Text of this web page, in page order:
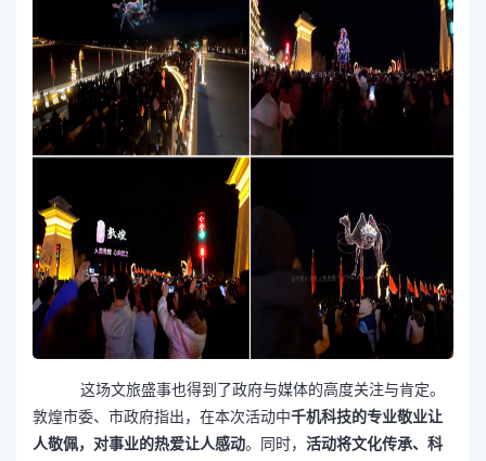
这场文旅盛事也得到了政府与媒体的高度关注与肯定。
敦煌市委、市政府指出，在本次活动中千机科技的专业敬业让
人敬佩，对事业的热爱让人感动。同时， 活动将文化传承、科